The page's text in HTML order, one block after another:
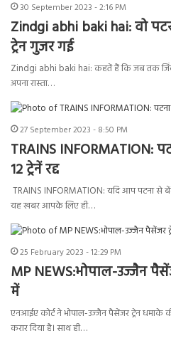
30 September 2023 - 2:16 PM
Zindgi abhi baki hai: वो
ट्रेन गुजर गई
Zindgi abhi baki hai: कहतें हैं कि जब तक
अपना रास्ता…
27 September 2023 - 8:50 PM
TRAINS INFORMATION:
12 ट्रेनें रद्द
TRAINS INFORMATION: यदि आप पटना
यह खबर आपके लिए ही…
25 February 2023 - 12:29 PM
MP NEWS:भोपाल-उज्जैन
में
एनआईए कोर्ट ने भोपाल-उज्जैन पैसेंजर ट्रेन धमाके
करार दिया है। साथ ही…